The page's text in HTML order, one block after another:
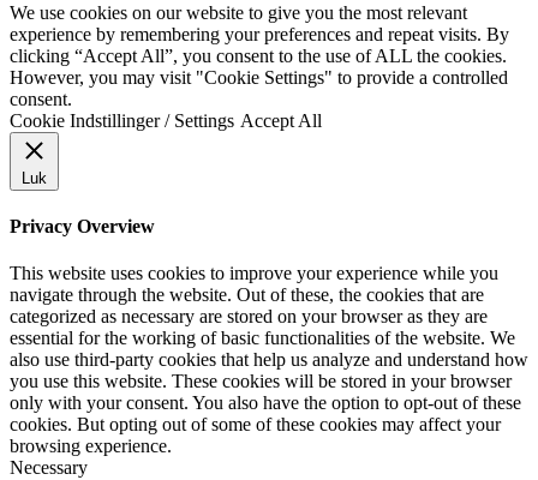
We use cookies on our website to give you the most relevant
experience by remembering your preferences and repeat visits. By
clicking “Accept All”, you consent to the use of ALL the cookies.
However, you may visit "Cookie Settings" to provide a controlled
consent.
Cookie Indstillinger / Settings Accept All
Luk
Privacy Overview
This website uses cookies to improve your experience while you
navigate through the website. Out of these, the cookies that are
categorized as necessary are stored on your browser as they are
essential for the working of basic functionalities of the website. We
also use third-party cookies that help us analyze and understand how
you use this website. These cookies will be stored in your browser
only with your consent. You also have the option to opt-out of these
cookies. But opting out of some of these cookies may affect your
browsing experience.
Necessary